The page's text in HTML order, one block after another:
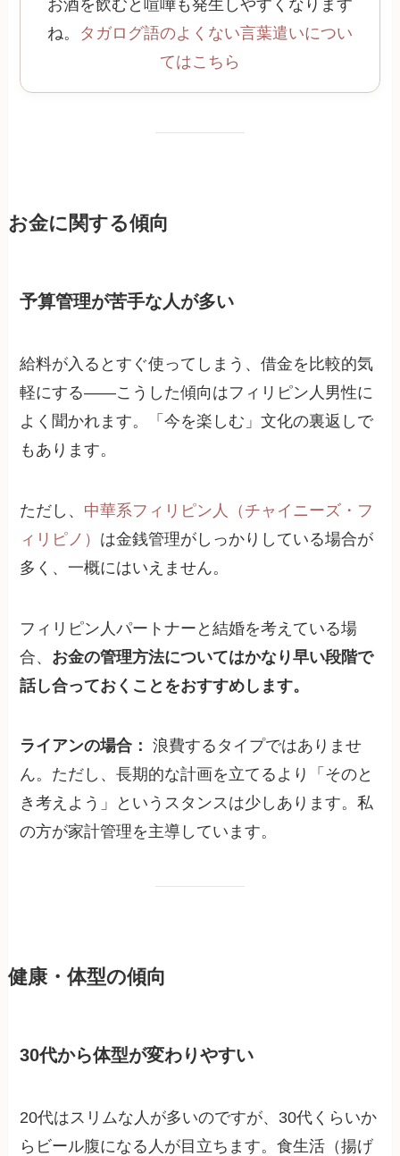
お酒を飲むと喧嘩も発生しやすくなります
ね。 タガログ語のよくない言葉遣いについ
てはこちら
お金に関する傾向
予算管理が苦手な人が多い
給料が入るとすぐ使ってしまう、借金を比較的気
軽にする——こうした傾向はフィリピン人男性に
よく聞かれます。「今を楽しむ」文化の裏返しで
もあります。
ただし、 中華系フィリピン人（チャイニーズ・フ
ィリピノ） は金銭管理がしっかりしている場合が
多く、一概にはいえません。
フィリピン人パートナーと結婚を考えている場
合、 お金の管理方法についてはかなり早い段階で
話し合っておくことをおすすめします。
ライアンの場合： 浪費するタイプではありませ
ん。ただし、長期的な計画を立てるより「そのと
き考えよう」というスタンスは少しあります。私
の方が家計管理を主導しています。
健康・体型の傾向
30代から体型が変わりやすい
20代はスリムな人が多いのですが、30代くらいか
らビール腹になる人が目立ちます。食生活（揚げ